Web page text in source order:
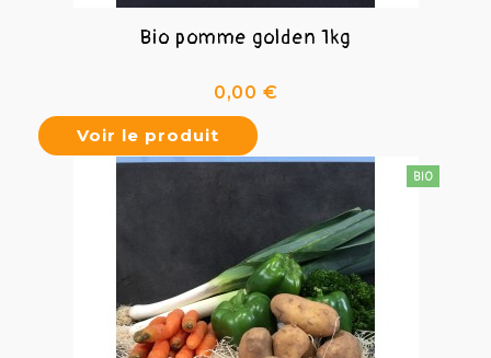
Bio pomme golden 1kg
0,00 €Prix
Voir le produit